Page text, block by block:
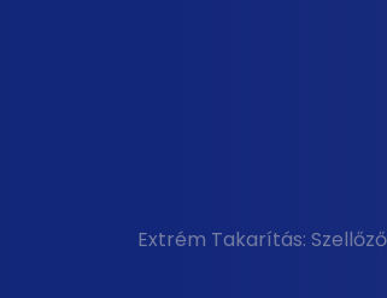
Extrém Takarítás: